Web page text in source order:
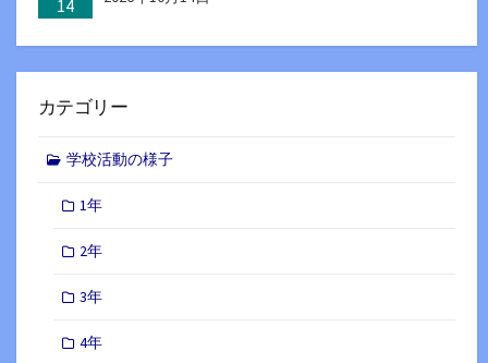
14
カテゴリー
学校活動の様子
1年
2年
3年
4年